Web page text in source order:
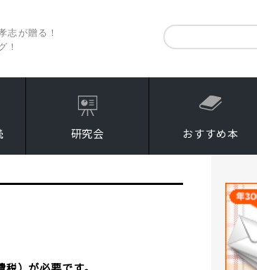
志が贈る！
！
研究会 おすすめ本